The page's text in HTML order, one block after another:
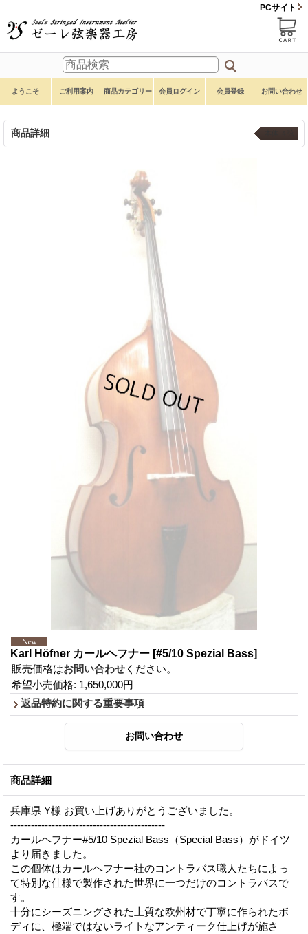
PCサイト
ようこそ ご利用案内 商品カテゴリー 会員ログイン 会員登録 お問い合わせ
商品詳細
Karl Höfner カールヘフナー [#5/10 Spezial Bass]
販売価格はお問い合わせ ください。
希望小売価格: 1,650,000円
返品特約に関する重要事項
商品詳細
兵庫県 Y様 お買い上げありがとうございました。
---------------------------------------------
カールヘフナー#5/10 Spezial Bass（Special Bass）がドイツ
より届きました。
この個体はカールヘフナー社のコントラバス職人たちによっ
て特別な仕様で製作された世界に一つだけのコントラバスで
す。
十分にシーズニングされた上質な欧州材で丁寧に作られたボ
ディに、極端ではないライトなアンティーク仕上げが施さ